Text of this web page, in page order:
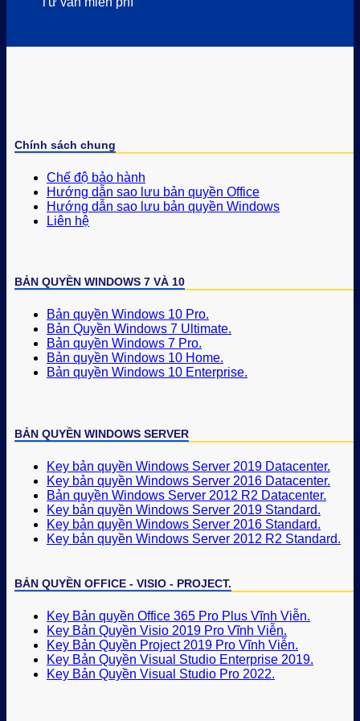
Chính sách chung
Chế độ bảo hành
Hướng dẫn sao lưu bản quyền Office
Hướng dẫn sao lưu bản quyền Windows
Liên hệ
BẢN QUYỀN WINDOWS 7 VÀ 10
Bản quyền Windows 10 Pro.
Bản Quyền Windows 7 Ultimate.
Bản quyền Windows 7 Pro.
Bản quyền Windows 10 Home.
Bản quyền Windows 10 Enterprise.
BẢN QUYỀN WINDOWS SERVER
Key bản quyền Windows Server 2019 Datacenter.
Key bản quyền Windows Server 2016 Datacenter.
Bản quyền Windows Server 2012 R2 Datacenter.
Key bản quyền Windows Server 2019 Standard.
Key bản quyền Windows Server 2016 Standard.
Key bản quyền Windows Server 2012 R2 Standard.
BẢN QUYỀN OFFICE - VISIO - PROJECT.
Key Bản quyền Office 365 Pro Plus Vĩnh Viễn.
Key Bản Quyền Visio 2019 Pro Vĩnh Viễn.
Key Bản Quyền Project 2019 Pro Vĩnh Viễn.
Key Bản Quyền Visual Studio Enterprise 2019.
Key Bản Quyền Visual Studio Pro 2022.